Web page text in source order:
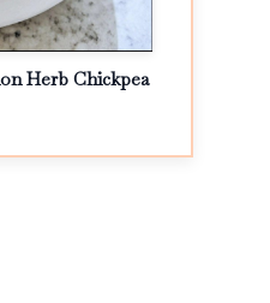
Herb Chickpea